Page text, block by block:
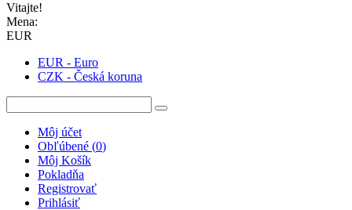
Vitajte!
Mena:
EUR
EUR - Euro
CZK - Česká koruna
Môj účet
Obľúbené (0)
Môj Košík
Pokladňa
Registrovať
Prihlásiť